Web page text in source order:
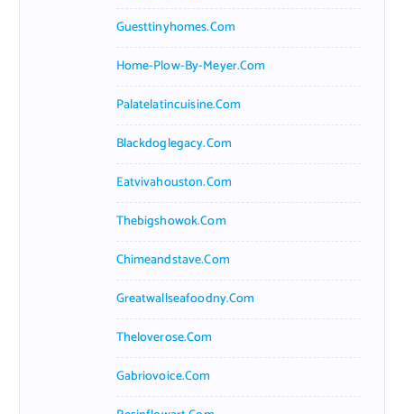
Guesttinyhomes.com
Home-Plow-By-Meyer.com
Palatelatincuisine.com
Blackdoglegacy.com
Eatvivahouston.com
Thebigshowok.com
Chimeandstave.com
Greatwallseafoodny.com
Theloverose.com
Gabriovoice.com